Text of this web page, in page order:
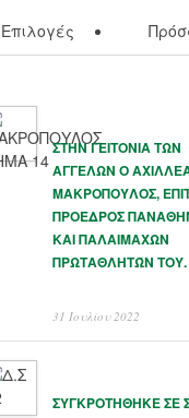
Επιλογές
ΣΤΗΝ ΓΕΙΤΟΝΙΑ ΤΩΝ
ΑΓΓΕΛΩΝ Ο
ΜΑΚΡΟΠΟΥΛΟΣ,
ΠΡΟΕΔΡΟΣ
ΚΑΙ ΠΑΛΑΙΜΑΧΩΝ
ΠΡΩΤΑΘΛΗΤΏΝ ΤΟΥ.
31 Ιουλίου 2022
ΣΥΓΚΡΟΤΗΘΗΚΕ ΣΕ